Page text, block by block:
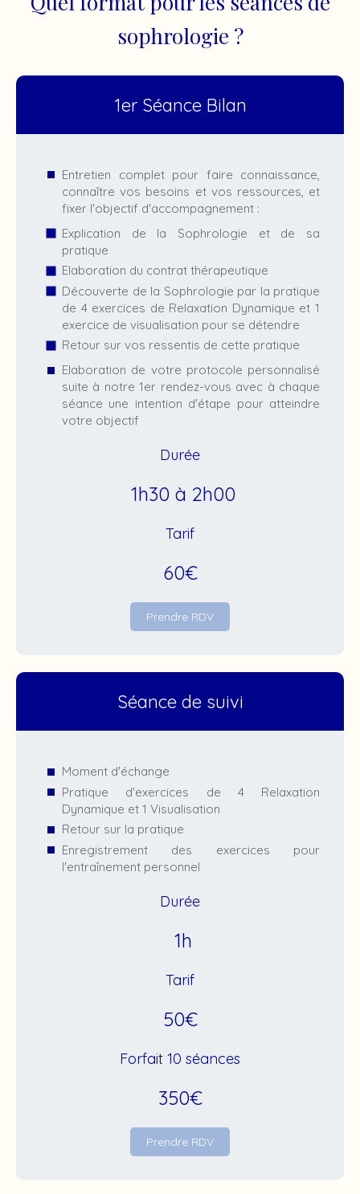
sophrologie ?
1er Séance Bilan
Entretien complet pour faire connaissance,
connaître vos besoins et vos ressources, et
fixer l'objectif d'accompagnement :
Explication de la Sophrologie et de sa
pratique
Elaboration du contrat thérapeutique
Découverte de la Sophrologie par la pratique
de 4 exercices de Relaxation Dynamique et 1
exercice de visualisation pour se détendre
Retour sur vos ressentis de cette pratique
Elaboration de votre protocole personnalisé
suite à notre 1er rendez-vous avec à chaque
séance une intention d'étape pour atteindre
votre objectif
Durée
1h30 à 2h00
Tarif
60€
Prendre RDV
Séance de suivi
Moment d'échange
Pratique d'exercices de 4 Relaxation
Dynamique et 1 Visualisation
Retour sur la pratique
Enregistrement des exercices pour
l'entraînement personnel
Durée
1h
Tarif
50€
Forfait 10 séances
350€
Prendre RDV